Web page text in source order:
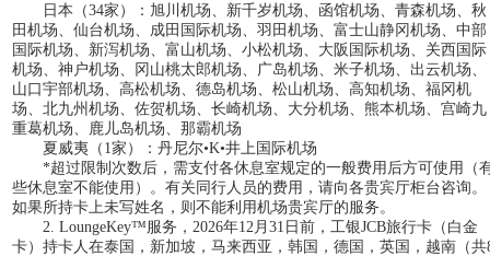
日本（34家）：旭川机场、新千岁机场、函馆机场、青森机场、秋
田机场、仙台机场、成田国际机场、羽田机场、富士山静冈机场、中部
国际机场、新泻机场、富山机场、小松机场、大阪国际机场、关西国际
机场、神户机场、冈山桃太郎机场、广岛机场、米子机场、出云机场、
山口宇部机场、高松机场、德岛机场、松山机场、高知机场、福冈机
场、北九州机场、佐贺机场、长崎机场、大分机场、熊本机场、宫崎九
重葛机场、鹿儿岛机场、那霸机场
夏威夷（1家）：丹尼尔•K•井上国际机场
*超过限制次数后，需支付各休息室规定的一般费用后方可使用（
些休息室不能使用）。有关同行人员的费用，请向各贵宾厅柜台咨询。
如果所持卡上未写姓名，则不能利用机场贵宾厅的服务。
2. LoungeKey™服务，2026年12月31日前，工银JCB旅行卡（白金
卡）持卡人在泰国，新加坡，马来西亚，韩国，德国，英国，越南（共